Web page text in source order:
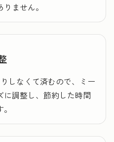
ません。
しなくて済むので、ミー
に調整し、節約した時間